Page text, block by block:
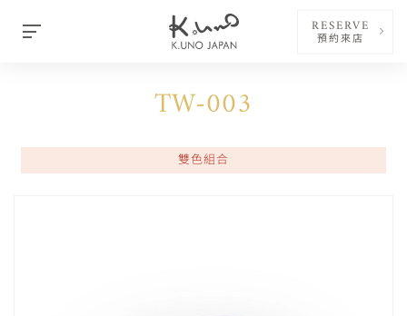
RESERVE
預約來店
TW-003
雙色組合